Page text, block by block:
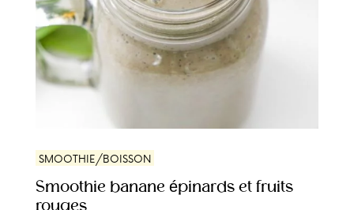
SMOOTHIE/BOISSON
Smoothie banane épinards et fruits
rouges